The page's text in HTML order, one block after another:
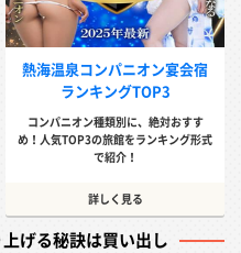
熱海温泉コンパニオン宴会宿
ランキングTOP3
コンパニオン種類別に、絶対おすす
め！人気TOP3の旅館をランキング形式
で紹介！
詳しく見る
げる秘訣は買い出し